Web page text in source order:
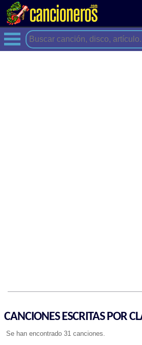
CANCIONES ESCRITAS POR
Se han encontrado 31 canciones.